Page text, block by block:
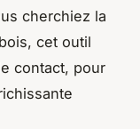
cherchiez la
cet outil
contact, pour